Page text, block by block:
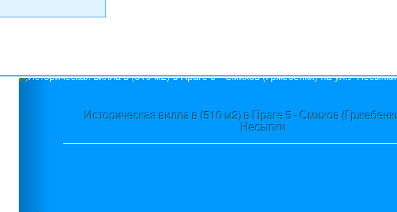
Историческая вилла в (510 м2) в Праге 5 - Смихов
Несыпки
Previous